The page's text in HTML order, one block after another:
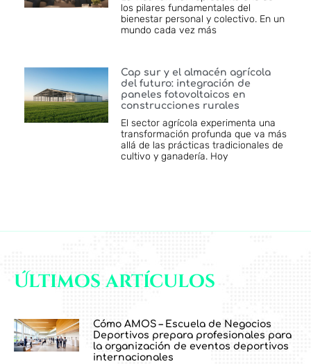
los pilares fundamentales del
bienestar personal y colectivo. En un
mundo cada vez más
Cap sur y el almacén agrícola
del futuro: integración de
paneles fotovoltaicos en
construcciones rurales
El sector agrícola experimenta una
transformación profunda que va más
allá de las prácticas tradicionales de
cultivo y ganadería. Hoy
Últimos artículos
Cómo AMOS – Escuela de Negocios
Deportivos prepara profesionales para
la organización de eventos deportivos
internacionales